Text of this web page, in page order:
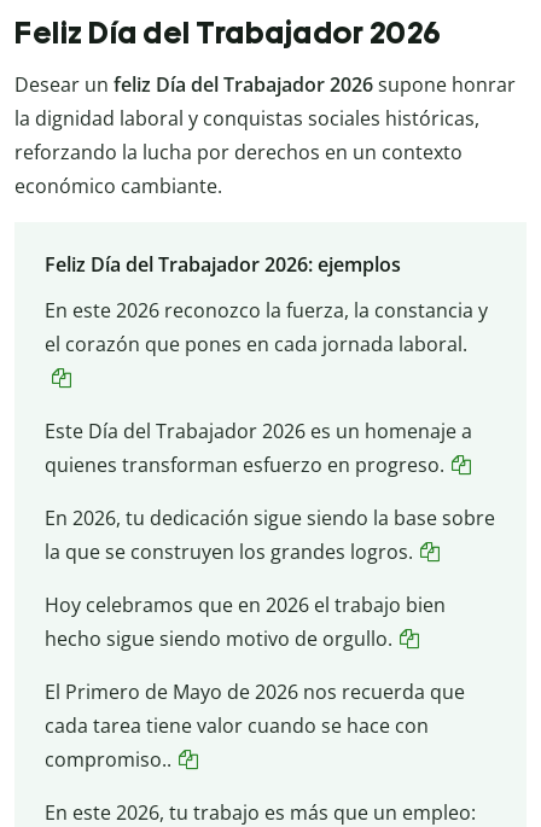
Feliz Día del Trabajador 2026
Desear un feliz Día del Trabajador 2026supone honrar
la dignidad laboral y conquistas sociales históricas,
reforzando la lucha por derechos en un contexto
económico cambiante.
Feliz Día del Trabajador 2026: ejemplos
En este 2026 reconozco la fuerza, la constancia y
el corazón que pones en cada jornada laboral.
Este Día del Trabajador 2026 es un homenaje a
quienes transforman esfuerzo en progreso.
En 2026, tu dedicación sigue siendo la base sobre
la que se construyen los grandes logros.
Hoy celebramos que en 2026 el trabajo bien
hecho sigue siendo motivo de orgullo.
El Primero de Mayo de 2026 nos recuerda que
cada tarea tiene valor cuando se hace con
compromiso..
En este 2026, tu trabajo es más que un empleo: